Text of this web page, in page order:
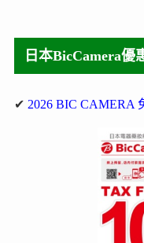
日本BicCamera優
✔ 2026 BIC CAMERA